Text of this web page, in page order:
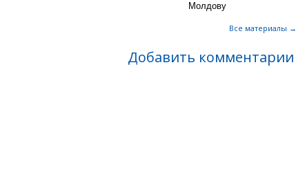
Молдову
Все материалы →
Добавить комментарии